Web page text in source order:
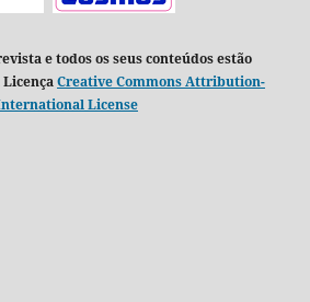
e todos os seus conteúdos estão
Creative Commons Attribution-
License